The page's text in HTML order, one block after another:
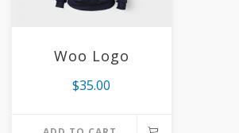
Woo Logo
$35.00